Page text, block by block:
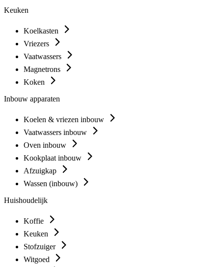
Keuken
Koelkasten
Vriezers
Vaatwassers
Magnetrons
Koken
Inbouw apparaten
Koelen & vriezen inbouw
Vaatwassers inbouw
Oven inbouw
Kookplaat inbouw
Afzuigkap
Wassen (inbouw)
Huishoudelijk
Koffie
Keuken
Stofzuiger
Witgoed